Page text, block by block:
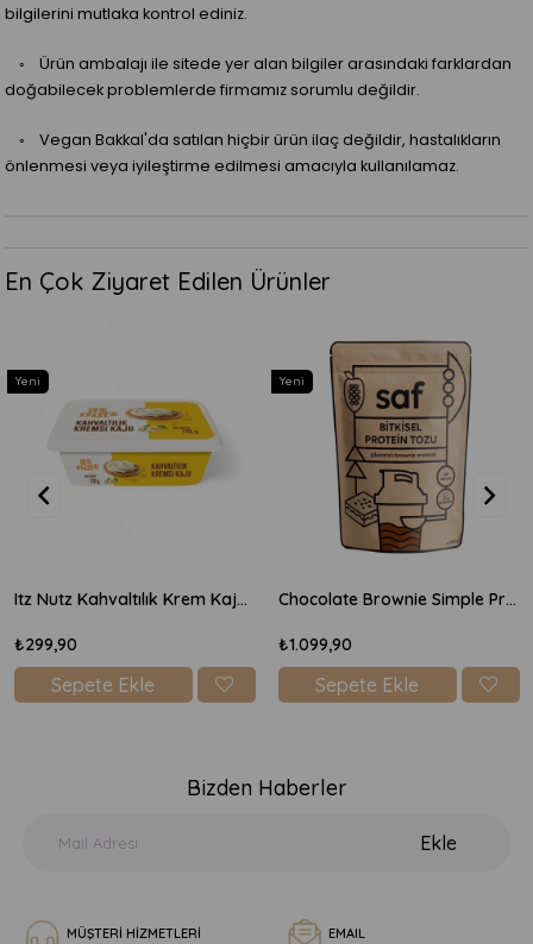
bilgilerini mutlaka kontrol ediniz.
◦ Ürün ambalajı ile sitede yer alan bilgiler arasındaki farklardan
doğabilecek problemlerde firmamız sorumlu değildir.
◦ Vegan Bakkal'da satılan hiçbir ürün ilaç değildir, hastalıkların
önlenmesi veya iyileştirme edilmesi amacıyla kullanılamaz.
En Çok Ziyaret Edilen Ürünler
Itz Nutz Kahvaltılık Krem Kaju Peyniri 170gr
₺299,90
Sepete Ekle
Yeni
Chocolate Brownie Simple Protein Mix 600gr
₺1.099,90
Sepete Ekle
Yeni
Bizden Haberler
Ekle
MÜŞTERİ HİZMETLERİ EMAIL